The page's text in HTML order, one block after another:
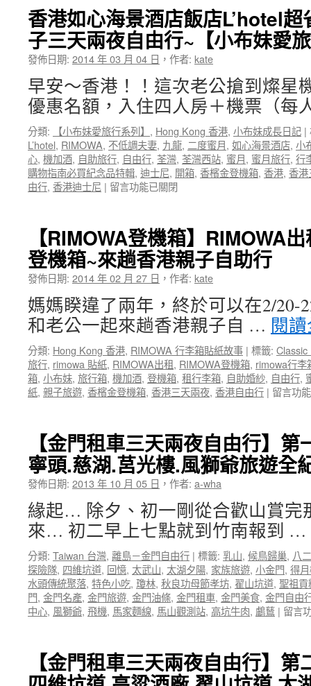
帶
嬰
兒
出
國
自
助
旅
行
程
大
公
開
如
心
海
景
酒
店
飯
店
L’hotel
超
省
錢
攻
略
喝
玩
樂
~
香
港
親
子
天
兩
夜
自
~【小
布
愛
旅
行】〉
中
香港如心海景酒店飯店L’hotel
子三天兩夜自由行~【小布妹愛
發佈日期: 2014 年 03 月 04 日 ， 作者: kate
早安～香港！！這次老公搶到燦星
優惠名額，入住四人房＋機票（
分類: 【小布妹愛旅行系列】 , Hong Kong 香港, 小布妹成長日記 |
L’hotel, RIMOWA, 不低調夫妻, 九龍, 二度蜜月, 如心海景酒店, 小
心, 機加酒, 自助旅行, 自由行, 荃灣, 荃灣西站, 蜜月, 蜜月旅行, 行
購物指南必買紀念品特輯, 迪士尼, 開箱, 香檳金登機箱, 香港, 香港
由行, 香港迪士尼 | 在
心
海
景
酒
店
飯
店
L’hotel
超
省
錢
攻
港
親
子
三
天
兩
夜
自
行
~【小
布
妹
愛
中
留言功能已關閉
【RIMOWA登機箱】RIMOWA
登機箱~來趟香港親子自助行
發佈日期: 2014 年 02 月 27 日 ， 作者: kate
媽媽睽違了兩年，終於可以在2/20-
和老公一起來趟香港親子自 … 閱
分類: Hong Kong 香港, RIMOWA 行李箱貼紙故事 | 標籤: Classic
旅行, rimowa 貼紙, RIMOWA出租, RIMOWA登機箱, rimowa行李
箱, 小布妹, 旅行箱, 機加酒, 登機箱, 租行李箱, 自助婚紗, 自由行,
紙, 親子旅遊, 香檳金登機箱, 香港三天兩夜, 香港自由行 | 在
箱】
出
FUN
心
租
李
箱
登
機
箱
港
留言功
【金門租車三天兩夜自由行】
寧頭.慈湖.莒光樓.風獅爺旅遊全
發佈日期: 2013 年 10 月 05 日 ， 作者: a-wha
緣起… 除夕、初一剛從合歡山賞完
來… 初二早上七點就到竹南報到 …
分類: Taiwan 台灣, 離島－金門自由行 | 標籤: 乳山, 候鳥歸巢, 八
探險隊, 四維坑道, 回憶, 太武山, 太湖夕陽, 家族旅遊, 小金門, 得
水頭傳統聚落, 特色小吃, 瓊林, 秋良功母節孝坊, 翟山坑道, 聖祖貢
門, 金門名產, 金門旅遊, 金門油條, 金門租車, 金門美食, 金門自由
中心, 風獅爺, 飛機, 馬家麵線, 馬山觀測站, 高坑牛肉, 鸕鶿 | 在
租
車
三
留言
【金門租車三天兩夜自由行】